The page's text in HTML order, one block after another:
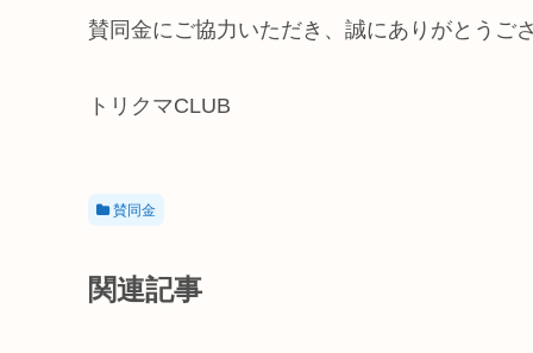
賛同金にご協力いただき、誠にありがとうご
トリクマCLUB
賛同金
関連記事